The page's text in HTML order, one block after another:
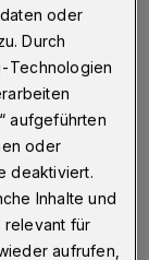
Mittwoch
in der
allen
Uhr finden
statt.
oder
Durch
Technologien
aufgeführten
oder
deaktiviert.
Inhalte und
relevant für
aufrufen,